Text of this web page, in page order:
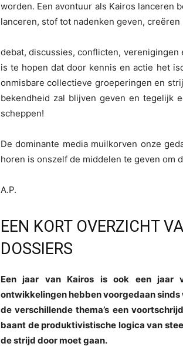
worden. Een avontuur als Kairos lanceren
lanceren, stof tot nadenken geven, creëren
debat, discussies, conflicten,
is te hopen dat door kennis en actie het
onmisbare collectieve groeperingen en
bekendheid zal blijven geven en tegelijk
scheppen!
De dominante media muilkorven onze
horen is onszelf de middelen te geven om
A.P.
EEN KORT OVERZICHT
DOSSIERS
Een jaar van Kairos is ook een jaar
ontwikkelingen hebben voorgedaan sinds
de verschillende thema’s een
baant de produktivistische logica van
de strijd door moet gaan.